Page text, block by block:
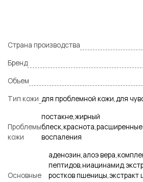
Страна производства
Бренд
Объем
Тип кожи для проблемной кожи,для
Проблемы
кожи
постакне,жирный
воспаления
Основные
аденозин,алоэ
ростков пшеницы,экстракт